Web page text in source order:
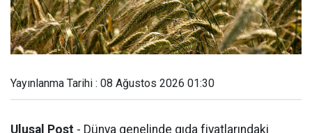
Yayınlanma Tarihi : 08 Ağustos 2026 01:30
Ulusal Post - Dünya genelinde gıda fiyatlarındaki